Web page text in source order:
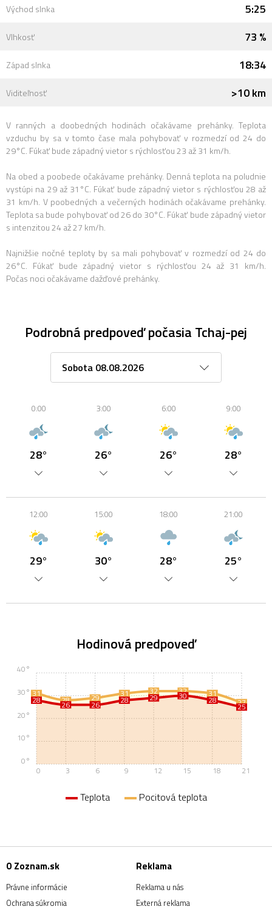
Východ slnka 5:25
Vlhkosť 73 %
Západ slnka 18:34
Viditeľnosť >10 km
V ranných a doobedných hodinách očakávame prehánky. Teplota
vzduchu by sa v tomto čase mala pohybovať v rozmedzí od 24 do
29°C. Fúkať bude západný vietor s rýchlosťou 23 až 31 km/h.
Na obed a poobede očakávame prehánky. Denná teplota na poludnie
vystúpi na 29 až 31°C. Fúkať bude západný vietor s rýchlosťou 28 až
31 km/h. V poobedných a večerných hodinách očakávame prehánky.
Teplota sa bude pohybovať od 26 do 30°C. Fúkať bude západný vietor
s intenzitou 24 až 27 km/h.
Najnižšie nočné teploty by sa mali pohybovať v rozmedzí od 24 do
26°C. Fúkať bude západný vietor s rýchlosťou 24 až 31 km/h.
Počas noci očakávame dažďové prehánky.
Podrobná predpoveď počasia Tchaj-pej
0:00
28°
3:00
26°
6:00
26°
9:00
28°
12:00
29°
15:00
30°
18:00
28°
21:00
25°
Hodinová predpoveď
31
28 29 31 32 32 31
27
28 26 26 28 29 30 28
25
0 3 6 9 12 15 18 21
0°
10°
20°
30°
40°
Teplota Pocitová teplota
O Zoznam.sk
Právne informácie
Ochrana súkromia
Reklama
Reklama u nás
Externá reklama